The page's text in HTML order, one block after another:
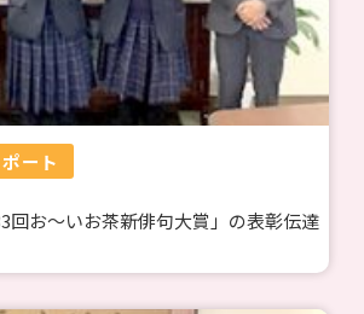
ート
回お～いお茶新俳句大賞」の表彰伝達